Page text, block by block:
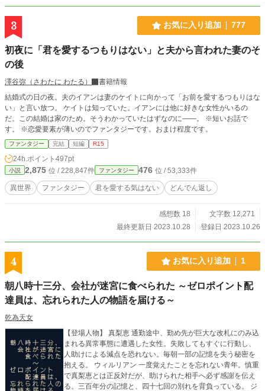
3 お気に入り追加 777
初夜に「君を愛するつもりはない」と夫から言われた妻のそ
の後
澤谷弥（さわたに わたる）
書籍情報
結婚式の日の夜。夫のイアンは妻のケイトに向かって「お前を愛するつもりはな
い」と言い放つ。 ケイトは知っていた。イアンには他に好きな女性がいるの
だ。この結婚は家のため。そうわかっていたはずなのに――。 ※短いお話で
す。 ※恋愛要素が薄いのでファンタジーです。おまけ程度です。
ファンタジー 完結 短編 R15
24h.ポイント 497pt
小説 2,875 位 / 228,847件 ファンタジー 476 位 / 53,333件
異世界 ファンタジー 君を愛する気はない どんでん返し
感想数 18
文字数 12,271
最終更新日 2023.10.28
登録日 2023.10.26
4 お気に入り追加 1
朝八時十三分、会社が迷宮に食べられた ～ゼロポイント配
達員は、忘れられた人の物語を届ける～
乾為天女
【登場人物】 真梨恵 通勤途中、勤め先が巨大な改札にのみ込
まれる異常事態に遭遇した女性。失敗してもすぐに行動し、
人助けによる減点を恐れない。毎朝一部の記憶を失う秘密を
抱える。 ウィルリアン 一度覚えたことを忘れない青年。慎重
で真梨恵とは正反対だが、助けられた相手へ必ず感謝を伝え
る。三百年分の記憶と、四十七回の別れを背負っている。 ジ